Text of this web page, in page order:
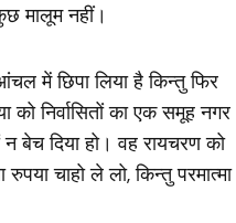
मालूम नहीं।
में छिपा लिया है किन्तु फिर
को निर्वासितों का एक समूह नगर
बेच दिया हो। वह रायचरण को
चाहो ले लो, किन्तु परमात्मा